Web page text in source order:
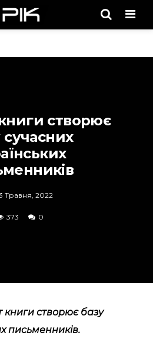
створює
сучасних
Травня, 2022
373 0
книги створюєбазу
письменників.